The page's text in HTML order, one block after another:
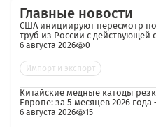
Главные новости
США инициируют пересмотр
труб из России с действующей
6 августа 2026 0
Импорт и экспорт
Китайские медные катоды
Европе: за 5 месяцев 2026
6 августа 2026 15